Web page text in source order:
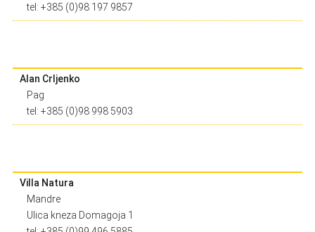
tel: +385 (0)98 197 9857
Alan Crljenko
Pag
tel: +385 (0)98 998 5903
Villa Natura
Mandre
Ulica kneza Domagoja 1